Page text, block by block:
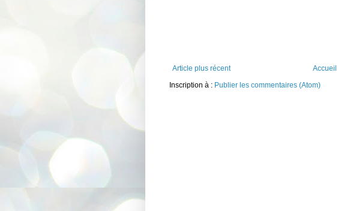
Article plus récent
Accueil
Inscription à : Publier les commentaires (Atom)